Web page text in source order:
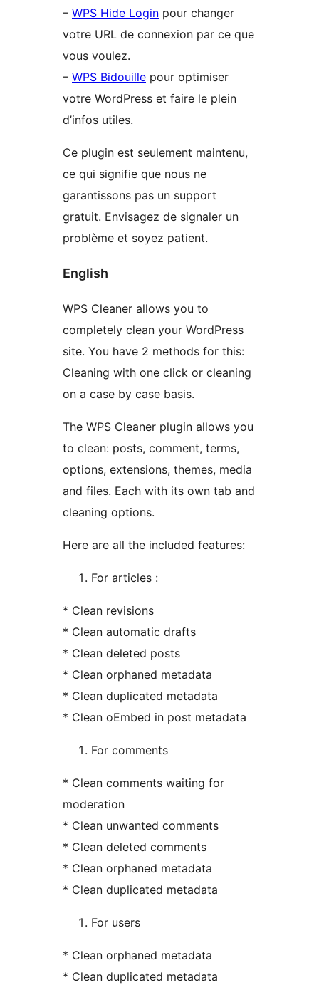
– WPS Hide Login pour changer
votre URL de connexion par ce que
vous voulez.
– WPS Bidouille pour optimiser
votre WordPress et faire le plein
d’infos utiles.
Ce plugin est seulement maintenu,
ce qui signifie que nous ne
garantissons pas un support
gratuit. Envisagez de signaler un
problème et soyez patient.
English
WPS Cleaner allows you to
completely clean your WordPress
site. You have 2 methods for this:
Cleaning with one click or cleaning
on a case by case basis.
The WPS Cleaner plugin allows you
to clean: posts, comment, terms,
options, extensions, themes, media
and files. Each with its own tab and
cleaning options.
Here are all the included features:
For articles :
* Clean revisions
* Clean automatic drafts
* Clean deleted posts
* Clean orphaned metadata
* Clean duplicated metadata
* Clean oEmbed in post metadata
For comments
* Clean comments waiting for
moderation
* Clean unwanted comments
* Clean deleted comments
* Clean orphaned metadata
* Clean duplicated metadata
For users
* Clean orphaned metadata
* Clean duplicated metadata